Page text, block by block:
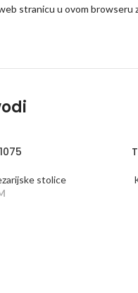
stranicu u ovom browseru
stolice